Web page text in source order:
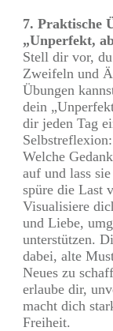
7. Praktische
„Unperfekt,
Stell dir vor,
Zweifeln und
Übungen
dein
dir jeden Tag
Welche
auf und lass
spüre die Last
Visualisiere
und Liebe,
unterstützen.
dabei, alte
Neues zu
erlaube dir,
macht dich
Freiheit.